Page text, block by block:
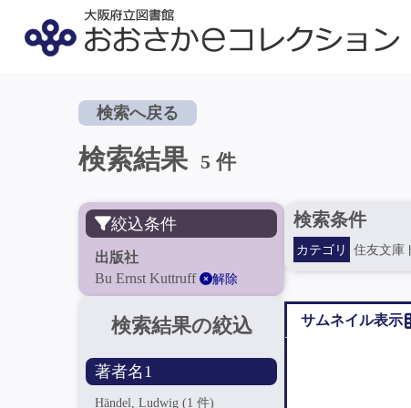
検索へ戻る
検索結果 5 件
絞込条件
出版社
Bu Ernst Kuttruff
解除
検索結果の絞込
著者名1
Händel, Ludwig(1 件)
検索条件
カテゴリ 住友文庫
サムネイル表示